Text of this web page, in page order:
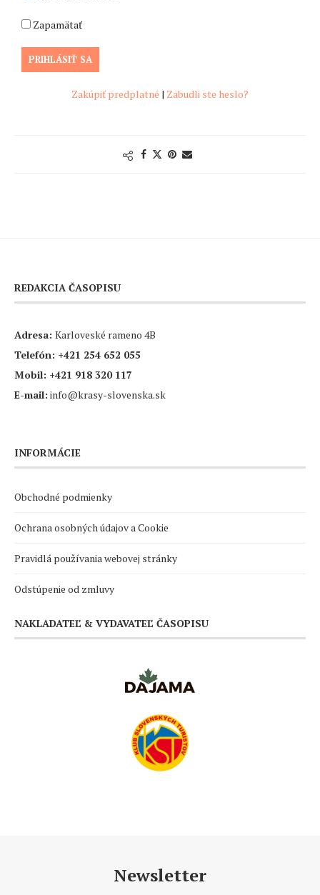
Zapamätať
Zakúpiť predplatné | Zabudli ste heslo?
REDAKCIA ČASOPISU
Adresa: Karloveské rameno 4B
Telefón: +421 254 652 055
Mobil: +421 918 320 117
E-mail: info@krasy-slovenska.sk
INFORMÁCIE
Obchodné podmienky
Ochrana osobných údajov a Cookie
Pravidlá používania webovej stránky
Odstúpenie od zmluvy
NAKLADATEĽ & VYDAVATEĽ ČASOPISU
Newsletter